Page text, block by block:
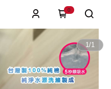
0
1/1